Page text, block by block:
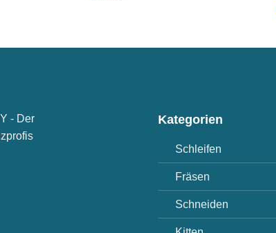
Kategorien
Schleifen
Fräsen
Schneiden